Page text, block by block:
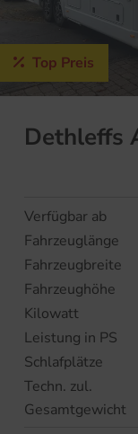
Top Preis
Dethleffs
Verfügbar ab
Fahrzeuglänge
Fahrzeugbreite
Fahrzeughöhe
Kilowatt
Leistung in PS
Schlafplätze
Techn. zul.
Gesamtgewicht